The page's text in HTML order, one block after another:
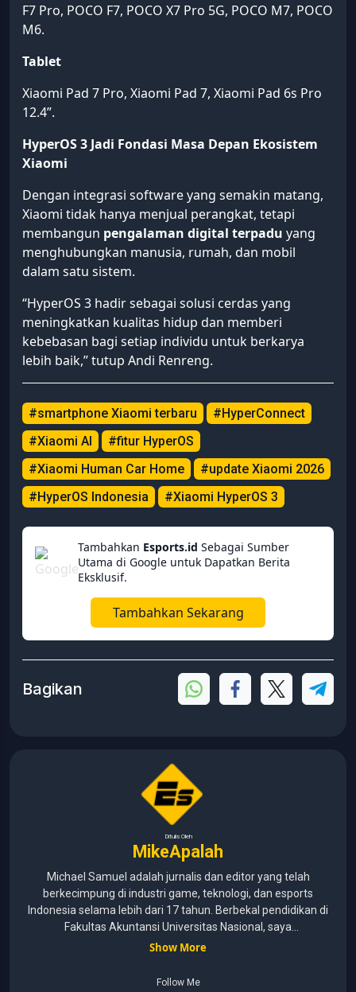
F7 Pro, POCO F7, POCO X7 Pro 5G, POCO M7, POCO
M6.
Tablet
Xiaomi Pad 7 Pro, Xiaomi Pad 7, Xiaomi Pad 6s Pro
12.4”.
HyperOS 3 Jadi Fondasi Masa Depan Ekosistem
Xiaomi
Dengan integrasi software yang semakin matang,
Xiaomi tidak hanya menjual perangkat, tetapi
membangun pengalaman digital terpadu yang
menghubungkan manusia, rumah, dan mobil
dalam satu sistem.
“HyperOS 3 hadir sebagai solusi cerdas yang
meningkatkan kualitas hidup dan memberi
kebebasan bagi setiap individu untuk berkarya
lebih baik,” tutup Andi Renreng.
#smartphone Xiaomi terbaru
#HyperConnect
#Xiaomi AI
#fitur HyperOS
#Xiaomi Human Car Home
#update Xiaomi 2026
#HyperOS Indonesia
#Xiaomi HyperOS 3
Tambahkan Esports.id Sebagai Sumber
Utama di Google untuk Dapatkan Berita
Eksklusif.
Tambahkan Sekarang
Bagikan
Ditulis Oleh
MikeApalah
Michael Samuel adalah jurnalis dan editor yang telah
berkecimpung di industri game, teknologi, dan esports
Indonesia selama lebih dari 17 tahun. Berbekal pendidikan di
Fakultas Akuntansi Universitas Nasional, saya
menggabungkan kemampuan analisis dengan pengalaman
pernah menangani berbagai peran, mulai dari reporter, editor,
Show More
Follow Me